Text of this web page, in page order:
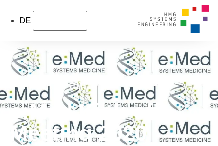
DE
Teilnahme an:
e:Med Kick-off
Meeting 2020